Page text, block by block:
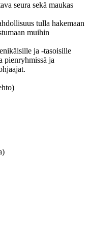
seura sekä maukas
tulla hakemaan
muihin
ja -tasoisille
pienryhmissä ja